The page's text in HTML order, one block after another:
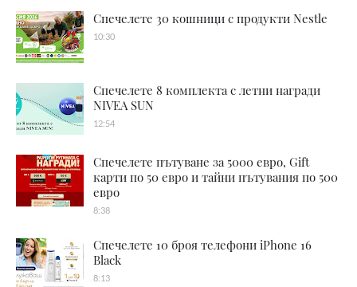
Спечелете 30 кошници с продукти Nestle
10:30
Спечелете 8 комплекта с летни награди
NIVEA SUN
12:54
Спечелете пътуване за 5000 евро, Gift
карти по 50 евро и тайни пътувания по 500
евро
8:38
Спечелете 10 броя телефони iPhone 16
Black
8:13